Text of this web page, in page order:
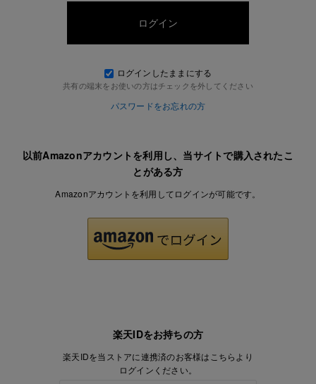
ログインしたままにする
共有の端末をお使いの方はチェックを外してください
パスワードをお忘れの方
以前Amazonアカウントを利用し、当サイトで購入されたこ
とがある方
Amazonアカウントを利用してログインが可能です。
楽天IDをお持ちの方
楽天IDを当ストアに連携済のお客様はこちらより
ログインください。